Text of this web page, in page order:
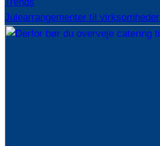
Trends
Julearrangementer til virksomheder